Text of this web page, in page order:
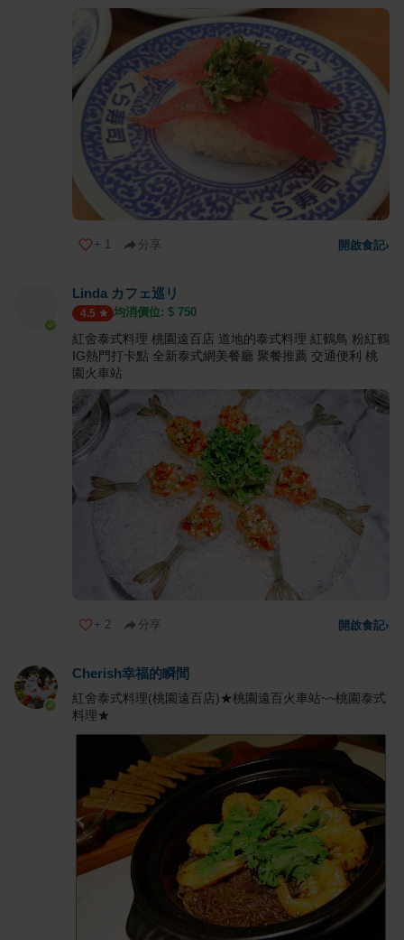
+ 1 分享 開啟食記›
Linda カフェ巡リ
4.5 均消價位: $ 750
紅舍泰式料理 桃園遠百店 道地的泰式料理 紅鶴鳥 粉紅鶴
IG熱門打卡點 全新泰式網美餐廳 聚餐推薦 交通便利 桃
園火車站
+ 2 分享 開啟食記›
Cherish幸福的瞬間
紅舍泰式料理(桃園遠百店)★桃園遠百火車站~~桃園泰式
料理★